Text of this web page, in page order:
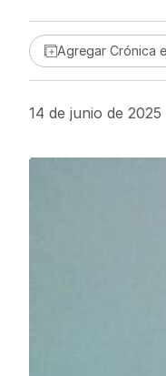
Agregar Crónica
14 de junio de 2025